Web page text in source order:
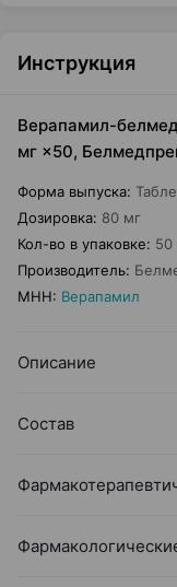
Инструкция
Верапамил-
мг ×50,
Форма выпуска:
Дозировка: 80 мг
Кол-во в упаковке: 50
Производитель:
МНН: Верапамил
Описание
Состав